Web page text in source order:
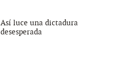
Así luce una dictadura
desesperada